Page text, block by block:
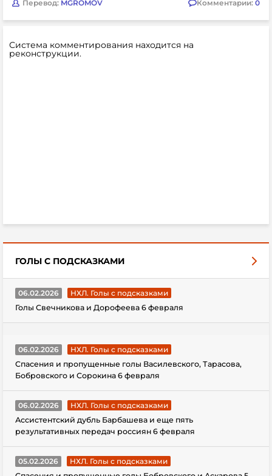
Перевод: MGROMOV Комментарии: 0
Система комментирования находится на
реконструкции.
ГОЛЫ С ПОДСКАЗКАМИ
06.02.2026
НХЛ. Голы с подсказками
Голы Свечникова и Дорофеева 6 февраля
06.02.2026
НХЛ. Голы с подсказками
Спасения и пропущенные голы Василевского, Тарасова,
Бобровского и Сорокина 6 февраля
06.02.2026
НХЛ. Голы с подсказками
Ассистентский дубль Барбашева и еще пять
результативных передач россиян 6 февраля
05.02.2026
НХЛ. Голы с подсказками